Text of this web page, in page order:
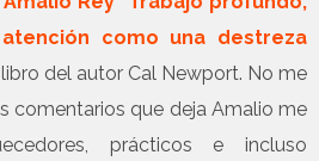
como una destreza
del autor Cal Newport. No me
comentarios que deja Amalio me
prácticos e incluso